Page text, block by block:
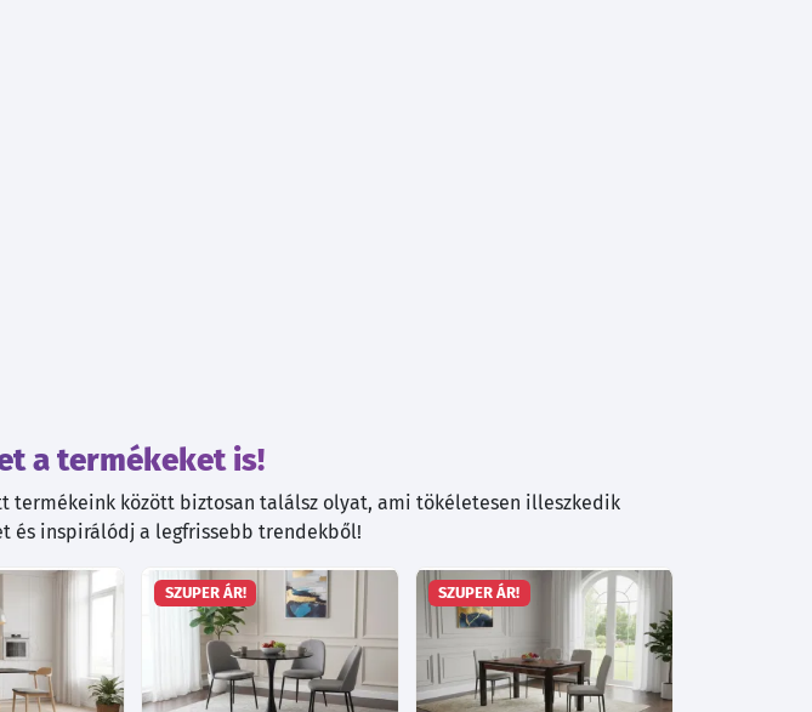
a termékeket is!
termékeink között biztosan találsz olyat, ami tökéletesen illeszkedik
és inspirálódj a legfrissebb trendekből!
SZUPER ÁR! SZUPER ÁR!